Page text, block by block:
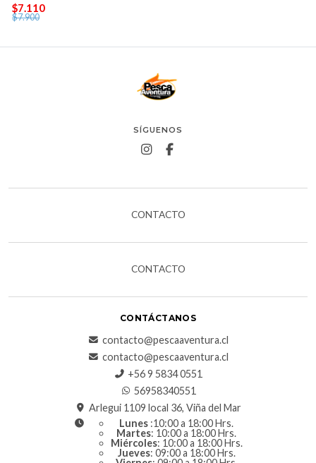
$7.110
$7.900
SÍGUENOS
CONTACTO
CONTACTO
CONTÁCTANOS
contacto@pescaaventura.cl
contacto@pescaaventura.cl
+56 9 5834 0551
56958340551
Arlegui 1109 local 36, Viña del Mar
Lunes :10:00 a 18:00 Hrs.
Martes: 10:00 a 18:00 Hrs.
Miércoles: 10:00 a 18:00 Hrs.
Jueves: 09:00 a 18:00 Hrs.